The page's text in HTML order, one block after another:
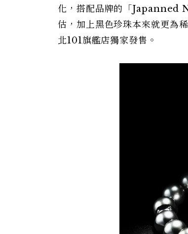
化，搭配品牌的「Japanned
估，加上黑色珍珠本來就更
北101旗艦店獨家發售。